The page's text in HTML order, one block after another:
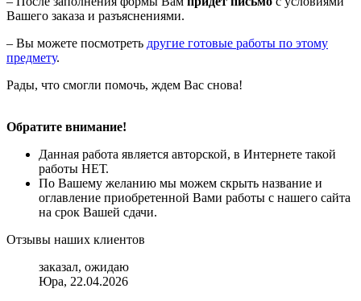
Вашего заказа и разъяснениями.
– Вы можете посмотреть другие готовые работы по этому
предмету.
Рады, что смогли помочь, ждем Вас снова!
Обратите внимание!
Данная работа является авторской, в Интернете такой
работы НЕТ.
По Вашему желанию мы можем скрыть название и
оглавление приобретенной Вами работы с нашего сайта
на срок Вашей сдачи.
Отзывы наших клиентов
заказал, ожидаю
Юра, 22.04.2026